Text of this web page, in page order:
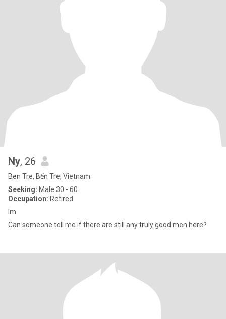
Ny, 26
Ben Tre, Bến Tre, Vietnam
Seeking: Male 30 - 60
Occupation: Retired
Im
Can someone tell me if there are still any truly good men here?